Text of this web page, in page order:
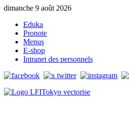
dimanche 9 août 2026
Eduka
Pronote
Menus
E-shop
Intranet des personnels